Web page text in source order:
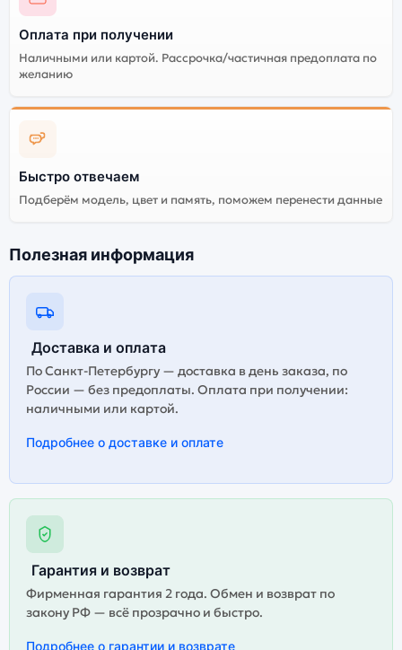
Оплата при получении
Наличными или картой. Рассрочка/частичная предоплата по
желанию
Быстро отвечаем
Подберём модель, цвет и память, поможем перенести данные
Полезная информация
Доставка и оплата
По Санкт-Петербургу — доставка в день заказа, по
России — без предоплаты. Оплата при получении:
наличными или картой.
Подробнее о доставке и оплате
Гарантия и возврат
Фирменная гарантия 2 года. Обмен и возврат по
закону РФ — всё прозрачно и быстро.
Подробнее о гарантии и возврате